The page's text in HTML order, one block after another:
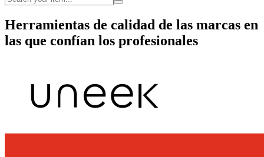
Herramientas de calidad de las marcas en
las que confían los profesionales